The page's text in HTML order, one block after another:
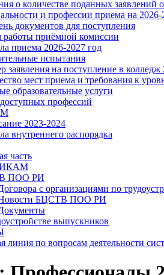
о количестве поданных заявлений
и профессии приема на 2026-
документов для поступления
приёмной комиссии
приема 2026-2027 год
испытания
заявления на поступление в колледж
мест приема и требования к
образовательные услуги
профессий
2023-2024
внутреннего распорядка
часть
ПОО РИ
с организациями по
БЦСТВ ПОО РИ
выпускников
линия по вопросам деятельности